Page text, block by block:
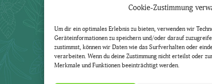
Cookie-Zustimmung
Um dir ein optimales Erlebnis zu bieten, verwenden wir
Geräteinformationen zu speichern und/oder darauf
zustimmst, können wir Daten wie das Surfverhalten oder
verarbeiten. Wenn du deine Zustimmung nicht erteilst oder
Merkmale und Funktionen beeinträchtigt werden.
Impressum